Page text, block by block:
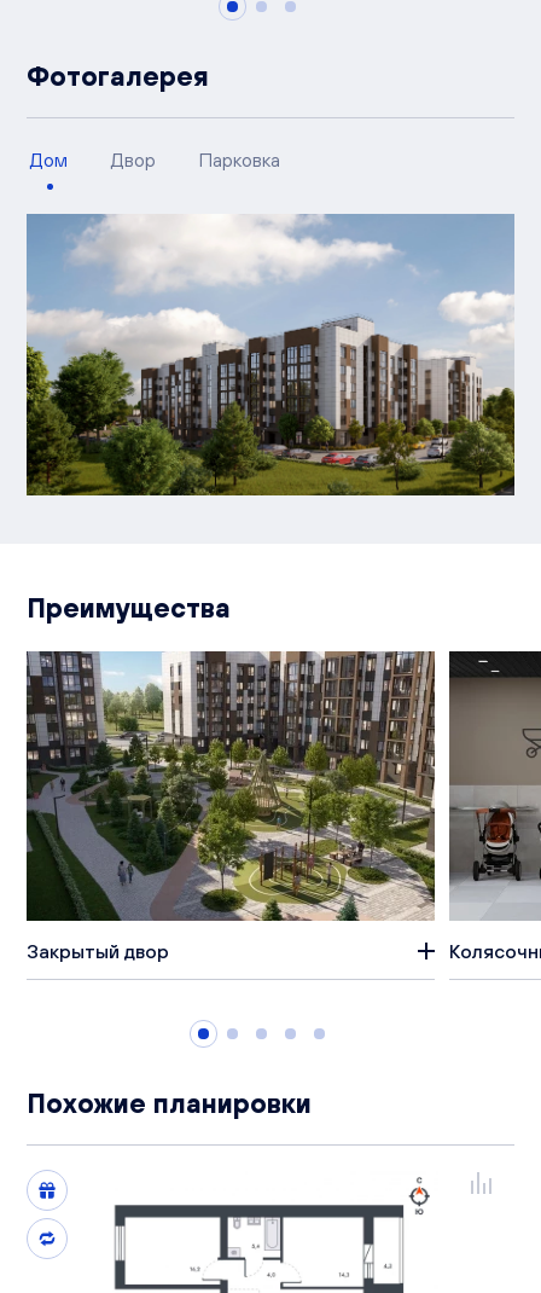
Фотогалерея
Дом Двор Парковка
Преимущества
Закрытый двор
Похожие планировки